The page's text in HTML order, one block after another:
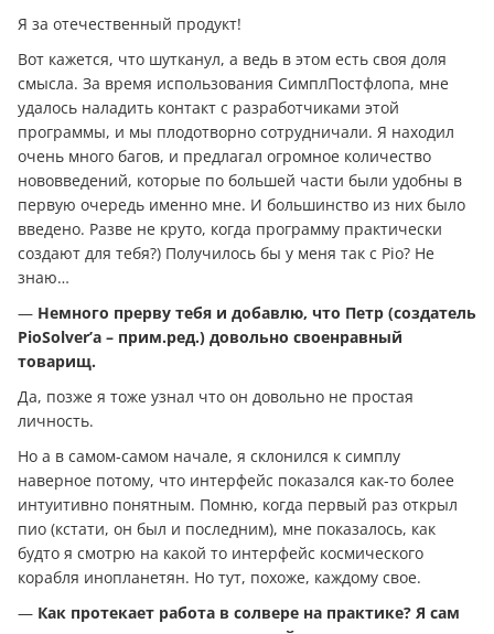
Я за отечественный продукт!
Вот кажется, что шутканул, а ведь в этом есть своя доля
смысла. За время использования СимплПостфлопа, мне
удалось наладить контакт с разработчиками этой
программы, и мы плодотворно сотрудничали. Я находил
очень много багов, и предлагал огромное количество
нововведений, которые по большей части были удобны в
первую очередь именно мне. И большинство из них было
введено. Разве не круто, когда программу практически
создают для тебя?) Получилось бы у меня так с Pio? Не
знаю…
— Немного прерву тебя и добавлю, что Петр (создатель
PioSolver’a – прим.ред.) довольно своенравный
товарищ.
Да, позже я тоже узнал что он довольно не простая
личность.
Но а в самом-самом начале, я склонился к симплу
наверное потому, что интерфейс показался как-то более
интуитивно понятным. Помню, когда первый раз открыл
пио (кстати, он был и последним), мне показалось, как
будто я смотрю на какой то интерфейс космического
корабля инопланетян. Но тут, похоже, каждому свое.
— Как протекает работа в солвере на практике? Я сам